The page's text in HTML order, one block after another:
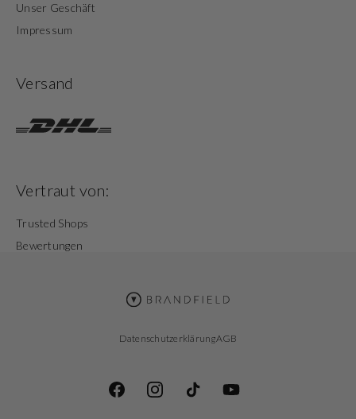
Unser Geschäft
Impressum
Versand
Vertraut von:
Trusted Shops
Bewertungen
DatenschutzerklärungAGB
FacebookInstagramTikTok YouTube